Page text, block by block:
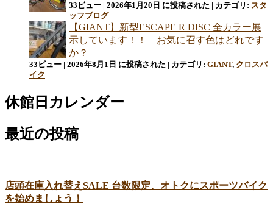
33ビュー | 2026年1月20日 に投稿された | カテゴリ: スタ
ッフブログ
【GIANT】新型ESCAPE R DISC 全カラー展
示しています！！ お気に召す色はどれです
か？
33ビュー | 2026年8月1日 に投稿された | カテゴリ: GIANT, クロスバ
イク
休館日カレンダー
最近の投稿
店頭在庫入れ替えSALE 台数限定、オトクにスポーツバイク
を始めましょう！